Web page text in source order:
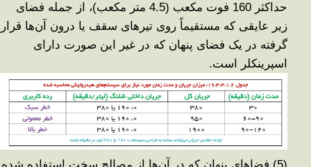
حداکثر 160 فوت مکعب (4.5 متر مکعب)، از جمله فضای
زیر عایقی که مستقیماً روی تیرهای سقف یا درون آن‌ها قرار
گرفته در یک فضای پنهان که در غیر این صورت دارای
اسپرینکلر است.